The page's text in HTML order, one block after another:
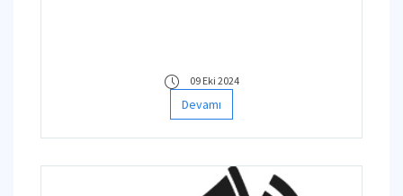
09 Eki 2024
Devamı